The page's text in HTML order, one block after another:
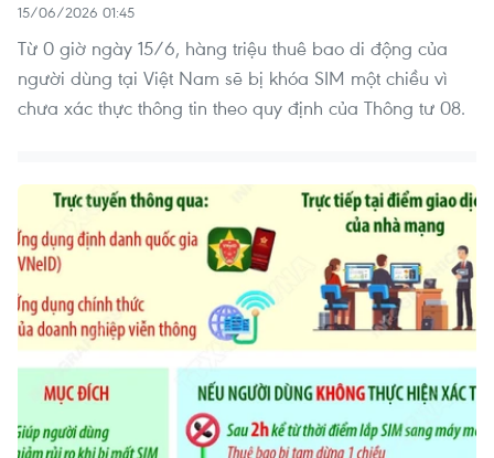
15/06/2026 01:45
Từ 0 giờ ngày 15/6, hàng triệu thuê bao di động của
người dùng tại Việt Nam sẽ bị khóa SIM một chiều vì
chưa xác thực thông tin theo quy định của Thông tư 08.